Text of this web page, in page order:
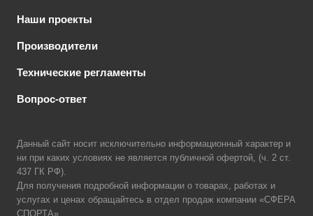
Наши проекты
Производители
Технические регламенты
Вопрос-ответ
Данный сайт носит исключительно информационный характер и
ни при каких условиях не является публичной офертой, (ч. 2 ст.
437 ГК РФ).
Для получения подробной информации о товарах, работах и
услугах и ценах обращайтесь в отдел продаж компании «СФЕРА
СПОРТА».